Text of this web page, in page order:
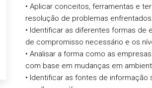
• Aplicar conceitos, ferramentas e
resolução de problemas
• Identificar as diferentes formas de
de compromisso necessário e os
• Analisar a forma como as
com base em mudanças em
• Identificar as fontes de